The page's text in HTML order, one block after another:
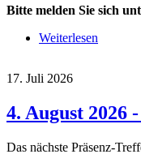
Bitte melden Sie sich
Weiterlesen
17. Juli 2026
4. August 2026
Das nächste Präsenz-